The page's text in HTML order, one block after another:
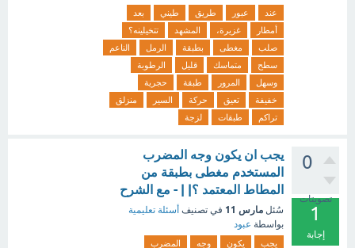
عند عبور طريق طيني
بعد
أمطار
غزيرة، المشهد
تتخيلينه؟
صلب
مغطى بطبقة الرمل
الناعم
سطح
متماسك قليل
الرطوبة
وسهل
المرور طبقة
حجرية
خفيفة
تعيق حركة السير
منزلق
تراكم
طبقات لزجة
0
تصويتات
1
إجابة
يجب ان يكون وجه المضرب
المستخدم مغطى بطبقة من
المطاط المعتمد ؟| | - مع الشرح
سُئل مارس 11 في تصنيف أسئلة تعليمية
بواسطة عبود
يجب يكون وجه
المضرب